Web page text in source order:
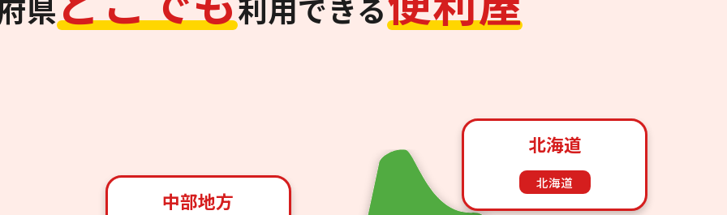
県 利用できる
北海道
北海道
中部地方